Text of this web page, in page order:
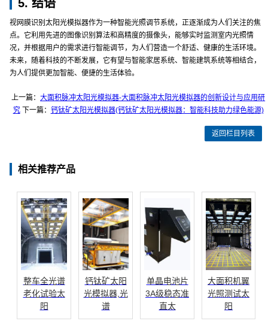
5. 结语
视网膜识别太阳光模拟器作为一种智能光照调节系统，正逐渐成为人们关注的焦
点。它利用先进的图像识别算法和高精度的摄像头，能够实时监测室内光照情
况，并根据用户的需求进行智能调节，为人们营造一个舒适、健康的生活环境。
未来，随着科技的不断发展，它有望与智能家居系统、智能建筑系统等相结合，
为人们提供更加智能、便捷的生活体验。
上一篇：大面积脉冲太阳光模拟器-大面积脉冲太阳光模拟器的创新设计与应用研
究下一篇： 钙钛矿太阳光模拟器(钙钛矿太阳光模拟器：智能科技助力绿色能源)
返回栏目列表
相关推荐产品
整车全光谱
老化试验太
阳
钙钛矿太阳
光模拟器,光
谱
单晶电池片
3A级稳态准
直太
大面积机翼
光照测试太
阳